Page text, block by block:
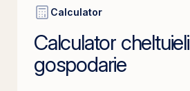
Calculator
Calculator cheltuieli
gospodarie